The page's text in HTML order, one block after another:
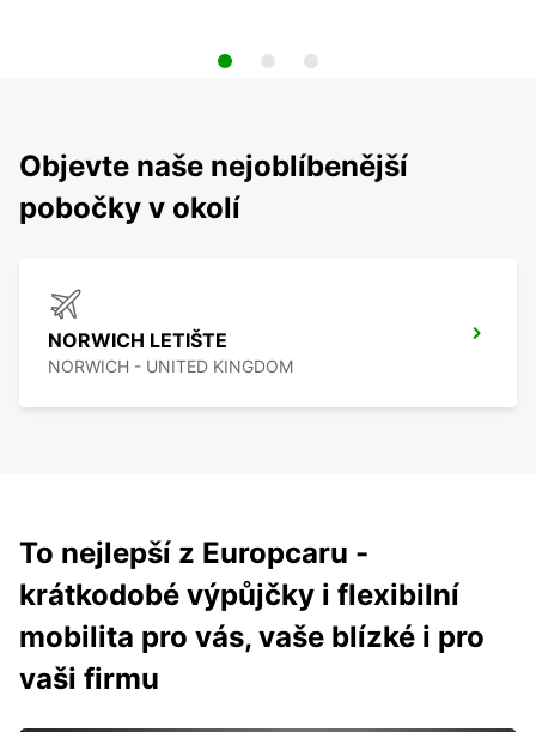
Objevte naše nejoblíbenější
pobočky v okolí
NORWICH LETIŠTE
NORWICH - UNITED KINGDOM
To nejlepší z Europcaru -
krátkodobé výpůjčky i flexibilní
mobilita pro vás, vaše blízké i pro
vaši firmu